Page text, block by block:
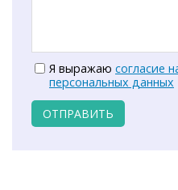
Я выражаю согласие
персональных данных
ОТПРАВИТЬ